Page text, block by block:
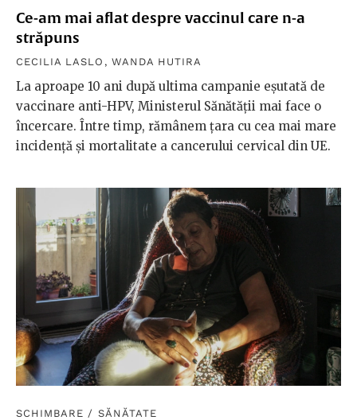
Ce-am mai aflat despre vaccinul care n-a
străpuns
CECILIA LASLO , WANDA HUTIRA
La aproape 10 ani după ultima campanie eșutată de
vaccinare anti-HPV, Ministerul Sănătății mai face o
încercare. Între timp, rămânem țara cu cea mai mare
incidență și mortalitate a cancerului cervical din UE.
SCHIMBARE / SĂNĂTATE